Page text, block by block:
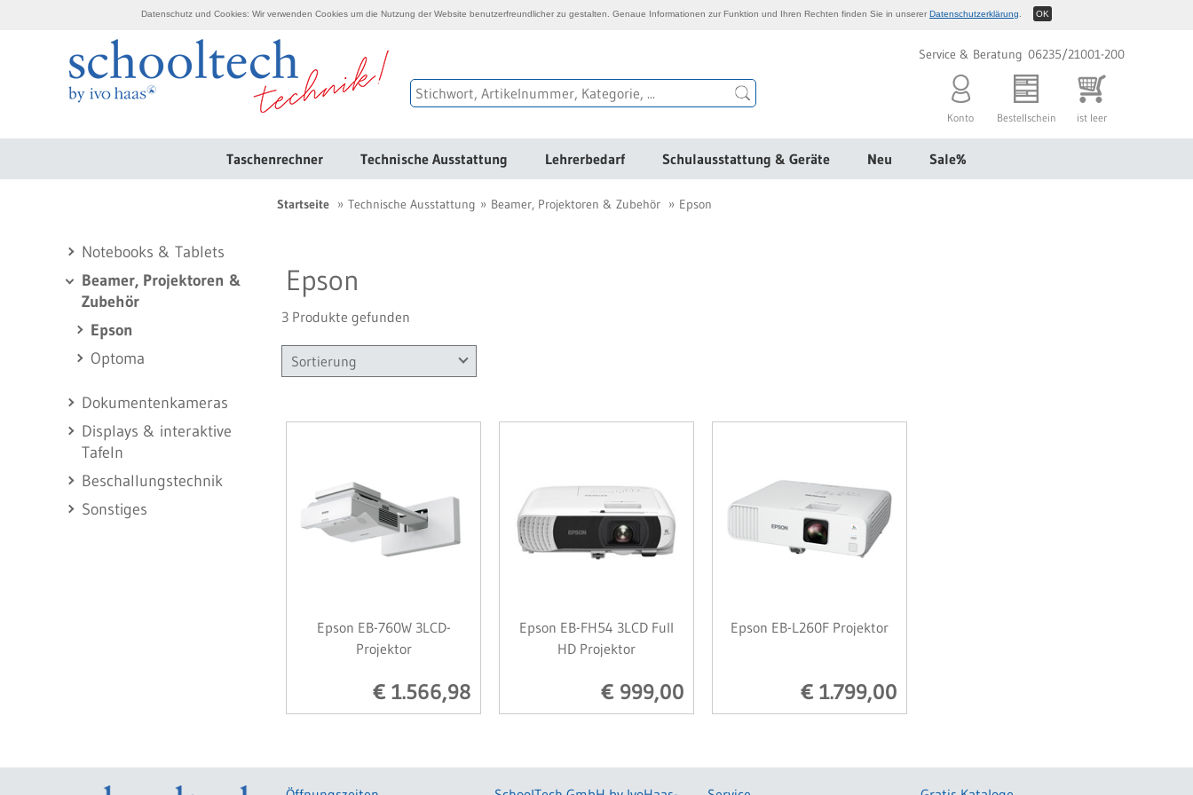
Service & Beratung 06235/21001-200
Konto Bestellschein ist leer
Taschenrechner Technische Ausstattung Lehrerbedarf Schulausstattung & Geräte Neu Sale%
Notebooks & Tablets
Beamer, Projektoren &
Zubehör
Epson
Optoma
Dokumentenkameras
Displays & interaktive
Tafeln
Beschallungstechnik
Sonstiges
Startseite Technische Ausstattung Beamer, Projektoren & Zubehör Epson
Epson
3 Produkte gefunden
Sortierung
Epson EB-760W 3LCD-
Projektor
€ 1.566,98
Epson EB-FH54 3LCD Full
HD Projektor
€ 999,00
Epson EB-L260F Projektor
€ 1.799,00
Datenschutz und Cookies: Wir verwenden Cookies um die Nutzung der Website benutzerfreundlicher zu gestalten. Genaue Informationen zur Funktion und Ihren Rechten finden Sie in unserer Datenschutzerklärung OK